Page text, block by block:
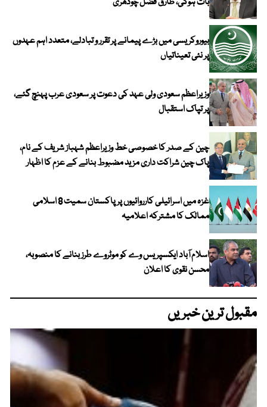
بیوروکریسی میں بڑے پیمانے پر تقرر و تبادلے، متعدد اہم عہدوں
پر نئی تعیناتیاں
وزیراعظم سعودی ولی عہد کی دعوت پر سعودی عرب پہنچ گئے،
پر تپاک استقبال
چین کے صدر کا خصوصی خط وزیراعظم شہباز شریف کے نام،
پاک چین شراکت داری مزید مضبوط بنانے کے عزم کا اظہار
غزہ میں اسرائیلی کارروائیوں پر پاکستان سمیت 8 اسلامی
ممالک کا مشترکہ اعلامیہ
اسلام آباد ایکسپریس وے کو موٹروے طرز بنانے کا منصوبہ،
محسن نقوی کا اعلان
مقبول ترین خبریں